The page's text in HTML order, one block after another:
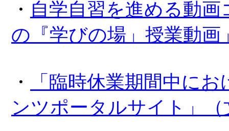
・ 自学自習を進める動
の『学びの場」授業動画
・
「臨時休業期間中に
ンツポータルサイト」